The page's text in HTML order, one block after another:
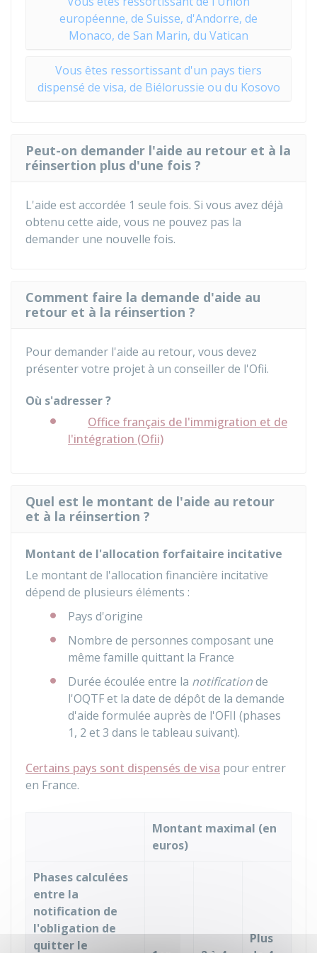
européenne, de Suisse, d'Andorre, de
Monaco, de San Marin, du Vatican
Vous êtes ressortissant d'un pays tiers
dispensé de visa, de Biélorussie ou du Kosovo
Peut-on demander l'aide au retour et à la
réinsertion plus d'une fois ?
L'aide est accordée 1 seule fois. Si vous avez déjà
obtenu cette aide, vous ne pouvez pas la
demander une nouvelle fois.
Comment faire la demande d'aide au
retour et à la réinsertion ?
Pour demander l'aide au retour, vous devez
présenter votre projet à un conseiller de l'Ofii.
Où s'adresser ?
Office français de l'immigration et de
l'intégration (Ofii)
Quel est le montant de l'aide au retour
et à la réinsertion ?
Montant de l'allocation forfaitaire incitative
Le montant de l'allocation financière incitative
dépend de plusieurs éléments :
Pays d'origine
Nombre de personnes composant une
même famille quittant la France
Durée écoulée entre la notificationde
l'OQTF et la date de dépôt de la demande
d'aide formulée auprès de l'OFII (phases
1, 2 et 3 dans le tableau suivant).
Certains pays sont dispensés de visa pour entrer
en France.
Montant maximal (en
euros)
Phases calculées
entre la
notification de
l'obligation de
quitter le
Plus